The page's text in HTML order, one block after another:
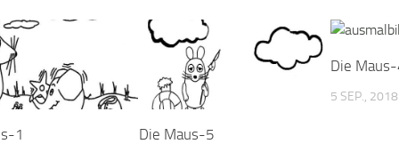
1 Die Maus-5
Die
5 SEP., 2018